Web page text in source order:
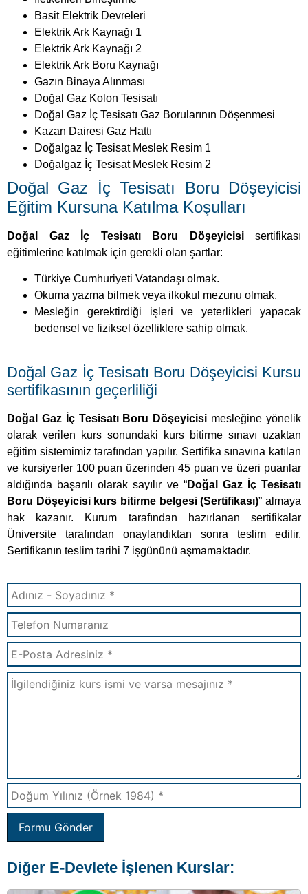
Basit Elektrik Devreleri
Elektrik Ark Kaynağı 1
Elektrik Ark Kaynağı 2
Elektrik Ark Boru Kaynağı
Gazın Binaya Alınması
Doğal Gaz Kolon Tesisatı
Doğal Gaz İç Tesisatı Gaz Borularının Döşenmesi
Kazan Dairesi Gaz Hattı
Doğalgaz İç Tesisat Meslek Resim 1
Doğalgaz İç Tesisat Meslek Resim 2
Doğal Gaz İç Tesisatı Boru Döşeyicisi
Eğitim Kursuna Katılma Koşulları
Doğal Gaz İç Tesisatı Boru Döşeyicisi sertifikası
eğitimlerine katılmak için gerekli olan şartlar:
Türkiye Cumhuriyeti Vatandaşı olmak.
Okuma yazma bilmek veya ilkokul mezunu olmak.
Mesleğin gerektirdiği işleri ve yeterlikleri yapacak
bedensel ve fiziksel özelliklere sahip olmak.
Doğal Gaz İç Tesisatı Boru Döşeyicisi Kursu
sertifikasının geçerliliği
Doğal Gaz İç Tesisatı Boru Döşeyicisi mesleğine yönelik
olarak verilen kurs sonundaki kurs bitirme sınavı uzaktan
eğitim sistemimiz tarafından yapılır. Sertifika sınavına katılan
ve kursiyerler 100 puan üzerinden 45 puan ve üzeri puanlar
aldığında başarılı olarak sayılır ve “Doğal Gaz İç Tesisatı
Boru Döşeyicisi kurs bitirme belgesi (Sertifikası)” almaya
hak kazanır. Kurum tarafından hazırlanan sertifikalar
Üniversite tarafından onaylandıktan sonra teslim edilir.
Sertifikanın teslim tarihi 7 işgününü aşmamaktadır.
Formu Gönder
Diğer E-Devlete İşlenen Kurslar: